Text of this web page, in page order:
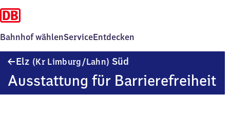
Bahnhof wählenServiceEntdecken
Elz (Kr Limburg/​Lahn) Süd
Limburg/Lahn)
Ausstattung für Barrierefreiheit